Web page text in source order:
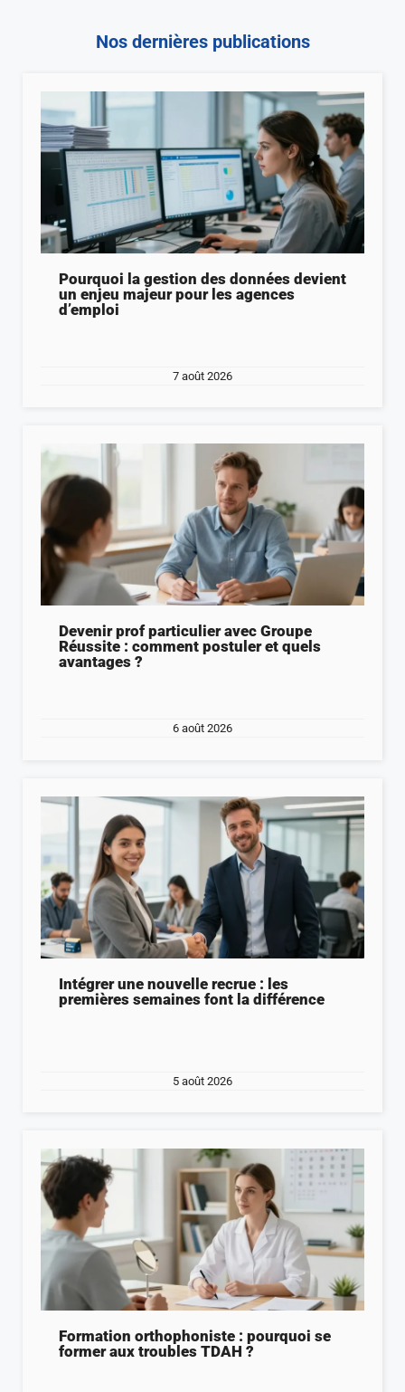
Nos dernières publications
Pourquoi la gestion des données devient
un enjeu majeur pour les agences
d’emploi
7 août 2026
Devenir prof particulier avec Groupe
Réussite : comment postuler et quels
avantages ?
6 août 2026
Intégrer une nouvelle recrue : les
premières semaines font la différence
5 août 2026
Formation orthophoniste : pourquoi se
former aux troubles TDAH ?